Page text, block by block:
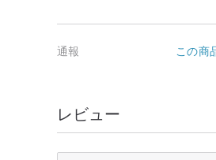
通報 この商
レビュー